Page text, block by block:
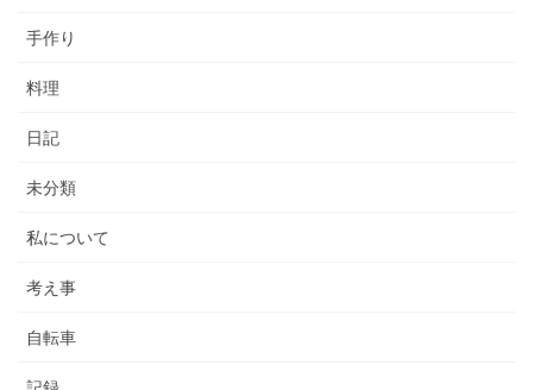
手作り
料理
日記
未分類
私について
考え事
自転車